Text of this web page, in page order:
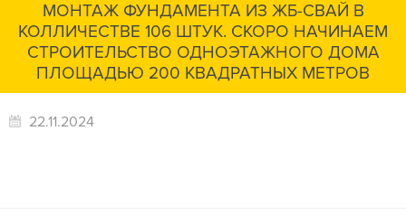
МОНТАЖ ФУНДАМЕНТА ИЗ ЖБ-СВАЙ В
КОЛЛИЧЕСТВЕ 106 ШТУК. СКОРО НАЧИНАЕМ
СТРОИТЕЛЬСТВО ОДНОЭТАЖНОГО ДОМА
ПЛОЩАДЬЮ 200 КВАДРАТНЫХ МЕТРОВ
22.11.2024